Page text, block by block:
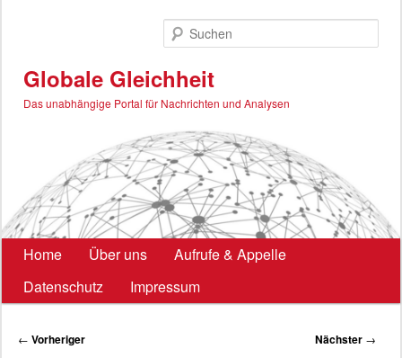
Globale Gleichheit
Das unabhängige Portal für Nachrichten und Analysen
Hauptmenü
Home Über uns
Aufrufe & Appelle
Datenschutz
Impressum
Beitragsnavigation
← Vorheriger Nächster →